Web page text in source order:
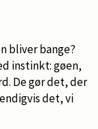
bliver bange?
instinkt: gøen,
De gør det, der
det, vi